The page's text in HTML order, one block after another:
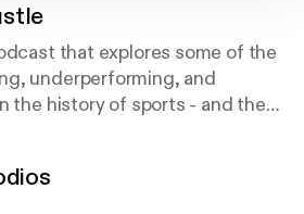
that explores some of the
underperforming, and
the history of sports - and the
franchises would rather